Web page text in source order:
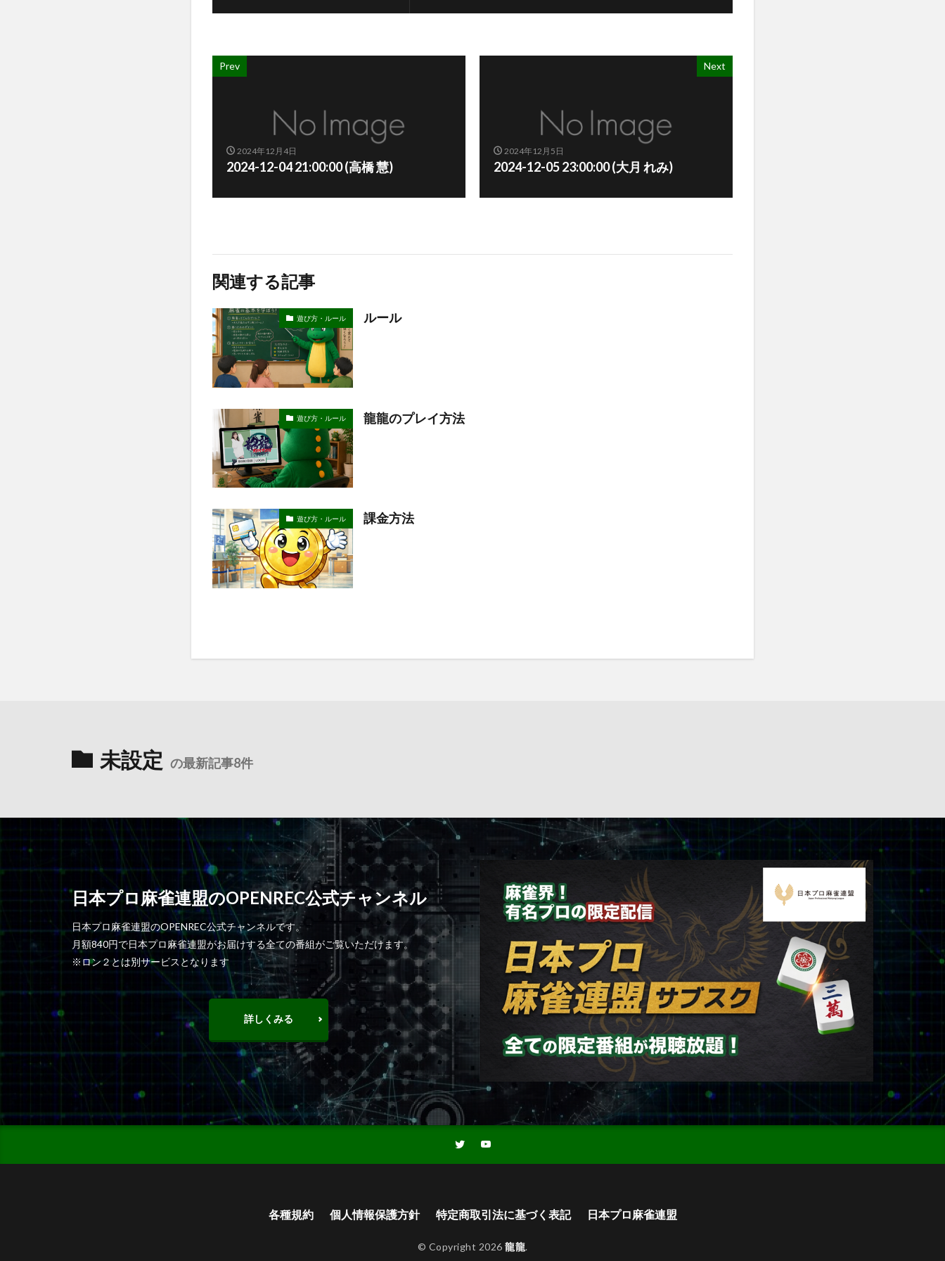
Prev
2024年12月4日
2024-12-04 21:00:00 (高橋 慧)
Next
2024年12月5日
2024-12-05 23:00:00 (大月 れみ)
関連する記事
遊び方・ルール ルール
遊び方・ルール 龍龍のプレイ方法
遊び方・ルール 課金方法
未設定 の最新記事8件
日本プロ麻雀連盟のOPENREC公式チャンネル
日本プロ麻雀連盟のOPENREC公式チャンネルです。
月額840円で日本プロ麻雀連盟がお届けする全ての番組がご覧いただけます。
※ロン２とは別サービスとなります
詳しくみる
各種規約 個人情報保護方針 特定商取引法に基づく表記 日本プロ麻雀連盟
© Copyright 2026 龍龍.